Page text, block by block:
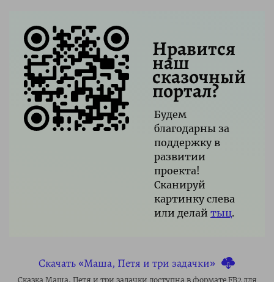
Нравится
наш
сказочный
портал?
Будем
благодарны за
поддержку в
развитии
проекта!
Сканируй
картинку слева
или делай тыц.
Скачать «Маша, Петя и три задачки»
Сказка Маша, Петя и три задачки доступна в формате FB2 для